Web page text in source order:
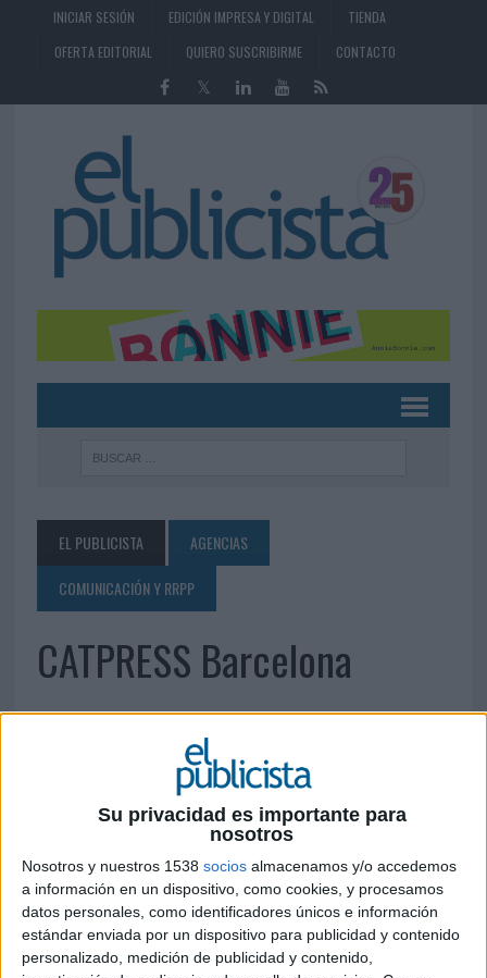
Su privacidad es importante para
nosotros
Nosotros y nuestros 1538 socios almacenamos y/o accedemos
a información en un dispositivo, como cookies, y procesamos
datos personales, como identificadores únicos e información
estándar enviada por un dispositivo para publicidad y contenido
personalizado, medición de publicidad y contenido,
INICIAR SESIÓN EDICIÓN IMPRESA Y DIGITAL
TIENDA
OFERTA EDITORIAL
QUIERO SUSCRIBIRME CONTACTO
EL PUBLICISTA
AGENCIAS
COMUNICACIÓN Y RRPP
CATPRESS Barcelona
18 DE JUNIO DE 2010
Angel Guimerá, 49 08241 Manresa (Barcelona)
Tel.: 938 72 14 22 Fax: 93 872 13 61
comunicacio@catpress.catwww.catpress.cat
IMPRIMIR
TWEET